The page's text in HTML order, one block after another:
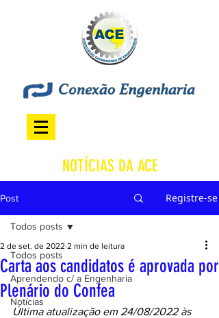
NOTÍCIAS DA ACE
Post Registre-se
Todos posts
Aprendendo c/ a Engenharia
Notícias
Todos posts
Carta aos candidatos é aprovada por
Plenário do Confea
2 de set. de 2022 2 min de leitura
Última atualização em 24/08/2022 às